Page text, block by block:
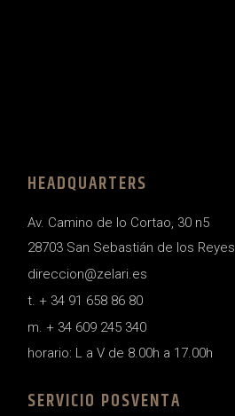
HEADQUARTERS
Av. Camino de lo Cortao, 30 n5
28703 San Sebastián de los Reyes
direccion@zelari.es
t. + 34 91 658 86 80
m. + 34 609 245 340
horario: L a V de 8.00h a 17.00h
SERVICIO POSVENTA